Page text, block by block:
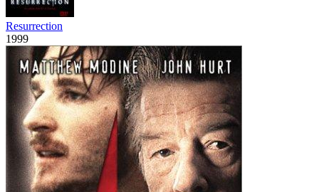
Resurrection
1999